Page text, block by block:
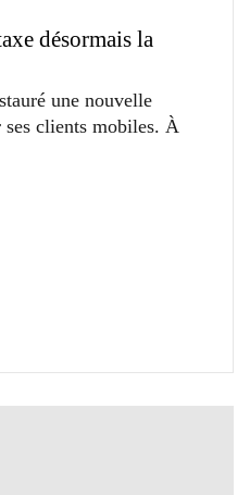
désormais la
une nouvelle
clients mobiles. À